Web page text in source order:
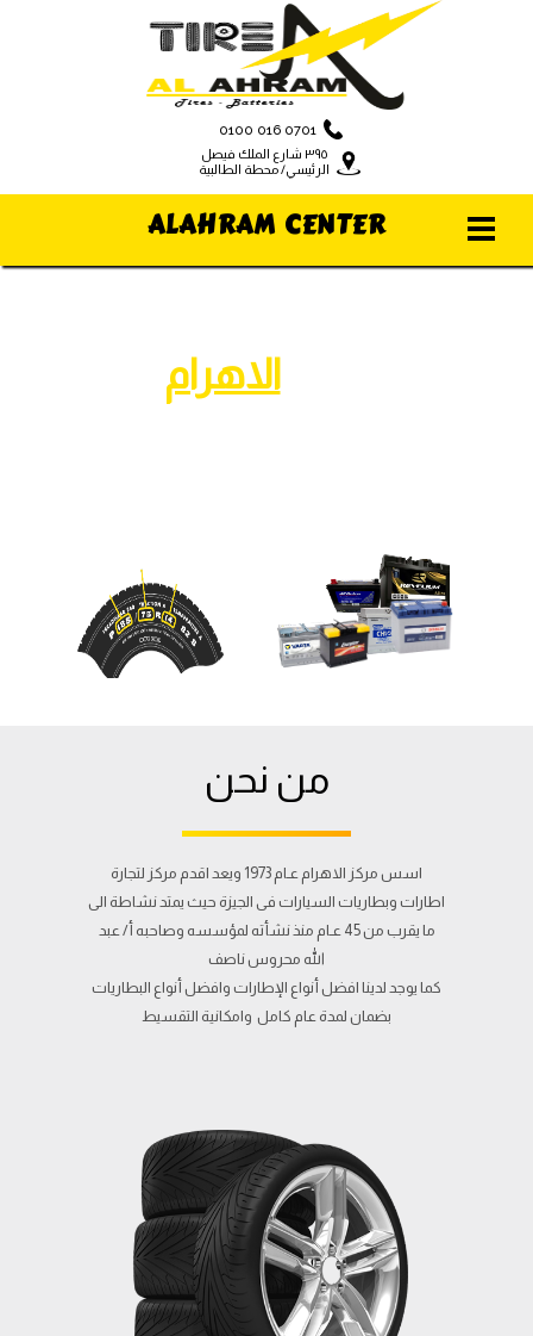
0100 016 0701
٣٩٥ شارع الملك فيصل
الرئيسي/ محطة الطالبية
الاهرام
من نحن
اسس مركز الاهرام عـام 1973 ويعد اقدم مركز لتجارة
اطارات وبطاريات السيارات فى الجيزة حيث يمتد نشاطة الى
ما يقرب من 45 عـام منذ نشأته لمؤسسه وصاحبه أ/ عبد
الله محروس ناصف
كما يوجد لدينا افضل أنواع الإطارات وافضل أنواع البطاريات
بضمان لمدة عام كامل وامكانية التقسيط
ALAHRAM CENTER